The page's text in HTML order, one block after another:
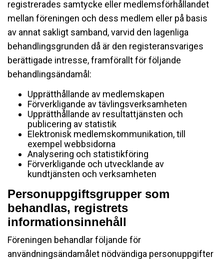
registrerades samtycke eller medlemsförhållandet
mellan föreningen och dess medlem eller på basis
av annat sakligt samband, varvid den lagenliga
behandlingsgrunden då är den registeransvariges
berättigade intresse, framförallt för följande
behandlingsändamål:
Upprätthållande av medlemskapen
Förverkligande av tävlingsverksamheten
Upprätthållande av resultattjänsten och
publicering av statistik
Elektronisk medlemskommunikation, till
exempel webbsidorna
Analysering och statistikföring
Förverkligande och utvecklande av
kundtjänsten och verksamheten
Personuppgiftsgrupper som
behandlas, registrets
informationsinnehåll
Föreningen behandlar följande för
användningsändamålet nödvändiga personuppgifter